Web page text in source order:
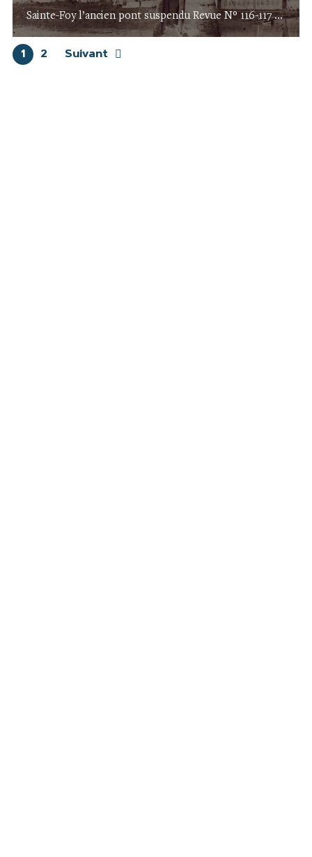
Sainte-Foy l’ancien pont suspendu Revue N° 116-117 ...
1 2 Suivant